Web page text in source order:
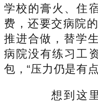
学校的膏火、住
费，还要交病院
推进合做，替学
病院没有练习工
包，“压力仍是有
想到这里